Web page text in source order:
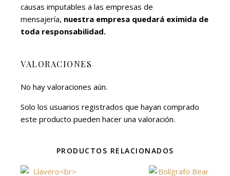
causas imputables a las empresas de
mensajería, nuestra empresa quedará eximida de
toda responsabilidad.
VALORACIONES
No hay valoraciones aún.
Solo los usuarios registrados que hayan comprado
este producto pueden hacer una valoración.
PRODUCTOS RELACIONADOS